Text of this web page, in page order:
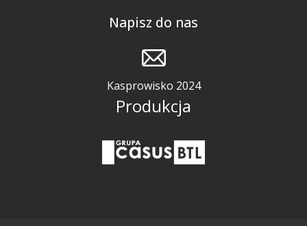
Napisz do nas
Kasprowisko 2024
Produkcja